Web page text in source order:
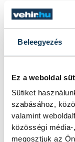
Beleegyezés
Ez a weboldal
Sütiket
szabásához,
valamint
közösségi
megosztjuk az
A 12
kijutnak az
Mexikóban
helyezettek
küzdhetnek